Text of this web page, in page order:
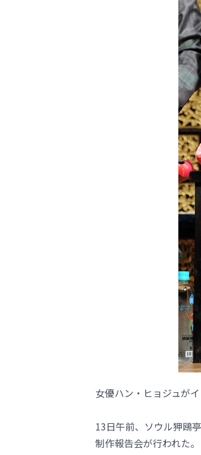
女優ハン・ヒョジュが
13日午前、ソウル狎鴎
制作報告会が行われた。